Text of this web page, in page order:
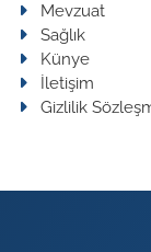
Mevzuat
Sağlık
Künye
İletişim
Gizlilik